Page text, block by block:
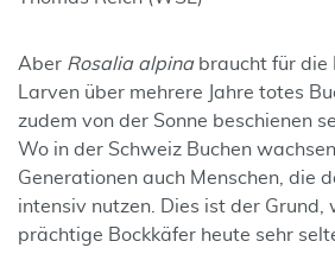
Aber Rosalia alpinabraucht für die
Larven über mehrere Jahre totes
zudem von der Sonne beschienen
Wo in der Schweiz Buchen
Generationen auch Menschen, die
intensiv nutzen. Dies ist der Grund,
prächtige Bockkäfer heute sehr